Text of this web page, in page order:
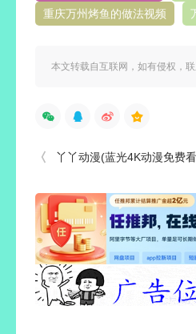
重庆万州烤鱼的做法视频
本文转载自互联网，如有侵权，
丫丫动漫(蓝光4K动漫免费看) v1.2.0